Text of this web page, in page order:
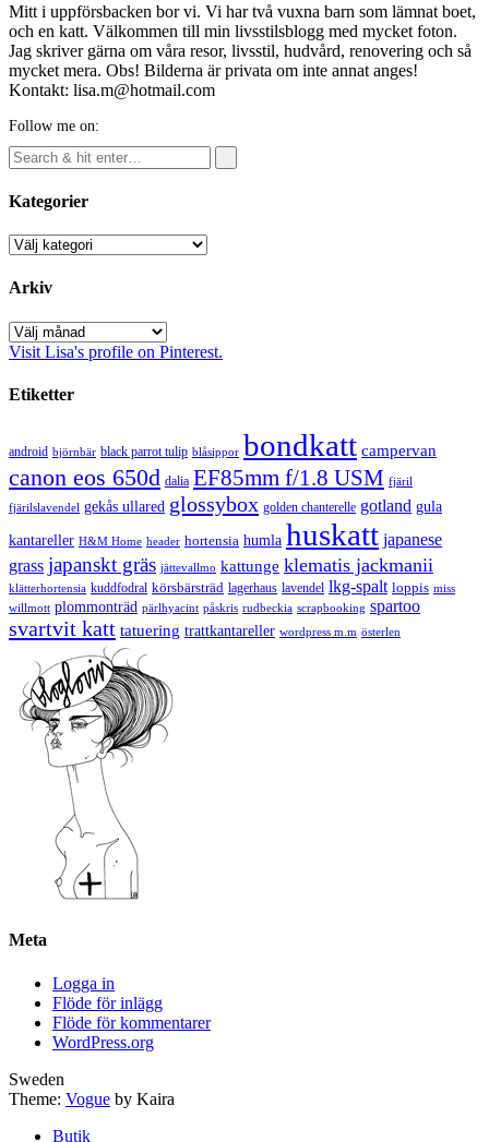
Mitt i uppförsbacken bor vi. Vi har två vuxna barn som lämnat boet,
och en katt. Välkommen till min livsstilsblogg med mycket foton.
Jag skriver gärna om våra resor, livsstil, hudvård, renovering och så
mycket mera. Obs! Bilderna är privata om inte annat anges!
Kontakt: lisa.m@hotmail.com
Follow me on:
Kategorier
Kategorier
Arkiv
Arkiv
Visit Lisa's profile on Pinterest.
Etiketter
android björnbär black parrot tulip blåsippor bondkatt campervan
canon eos 650d dalia EF85mm f/1.8 USM fjäril
fjärilslavendel gekås ullared glossybox golden chanterelle gotland gula
kantareller H&M Home header hortensia humla huskatt japanese
grass japanskt gräs jättevallmo kattunge klematis jackmanii
klätterhortensia kuddfodral körsbärsträd lagerhaus lavendel lkg-spalt loppis miss
willmott plommonträd pärlhyacint påskris rudbeckia scrapbooking spartoo
svartvit katt tatuering trattkantareller wordpress m.m österlen
Meta
Logga in
Flöde för inlägg
Flöde för kommentarer
WordPress.org
Sweden
Theme: Vogue by Kaira
Butik